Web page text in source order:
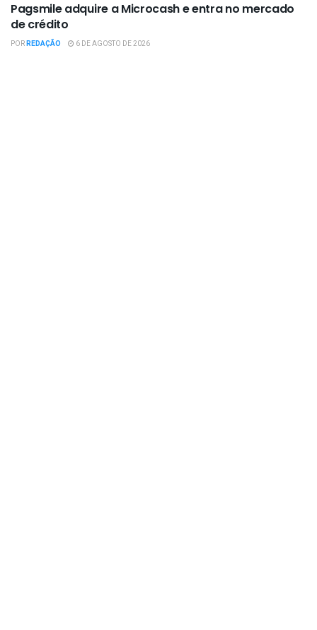
Pagsmile adquire a Microcash e entra no mercado
de crédito
PORREDAÇÃO 6 DE AGOSTO DE 2026